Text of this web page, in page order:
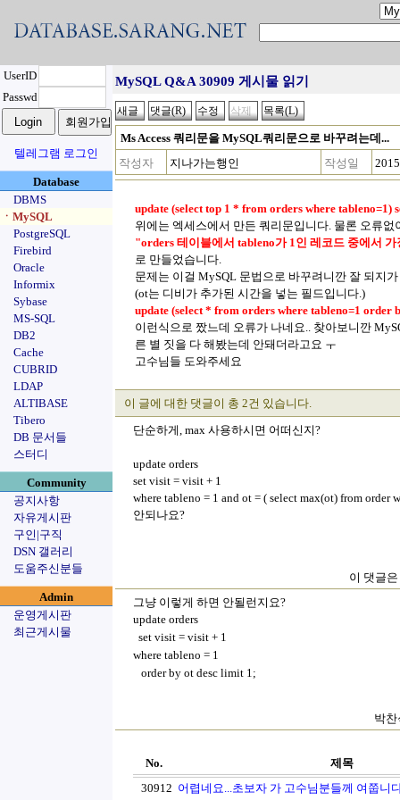
UserID
Passwd
텔레그램 로그인
Database
DBMS
ㆍMySQL
PostgreSQL
Firebird
Oracle
Informix
Sybase
MS-SQL
DB2
Cache
CUBRID
LDAP
ALTIBASE
Tibero
DB 문서들
스터디
Community
공지사항
자유게시판
구인|구직
DSN 갤러리
도움주신분들
Admin
운영게시판
최근게시물
MySQL Q&A 30909 게시물 읽기
Ms Access 쿼리문을 MySQL쿼리문으로 바꾸려는데...
작성자
지나가는행인 작성일
update (select top 1 * from orders where tableno=1)
위에는 엑세스에서 만든 쿼리문입니다. 물론 오류없
"orders 테이블에서 tableno가 1인 레코드 중에서
로 만들었습니다.
문제는 이걸 MySQL 문법으로 바꾸려니깐 잘 되지
(ot는 디비가 추가된 시간을 넣는 필드입니다.)
update (select * from orders where tableno=1 order
이런식으로 짰느데 오류가 나네요.. 찾아보니깐
른 별 짓을 다 해봤는데 안돼더라고요 ㅜ
고수님들 도와주세요
이 글에 대한 댓글이 총 2건 있습니다.
단순하게, max 사용하시면 어떠신지?
update orders
set visit = visit + 1
where tableno = 1 and ot = ( select max(ot) from order
안되나요?
이 댓글
그냥 이렇게 하면 안될런지요?
update orders
set visit = visit + 1
where tableno = 1
order by ot desc limit 1;
박
No.
제목
30912 어렵네요...초보자 가 고수님분들께 여쭙니